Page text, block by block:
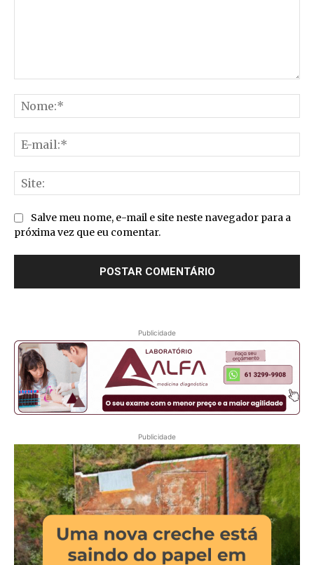
Salve meu nome, e-mail e site neste navegador para a
próxima vez que eu comentar.
Publicidade
Publicidade